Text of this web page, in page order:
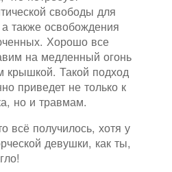
свободы для
также освобождения
Хорошо все
на медленный огонь
крышкой. Такой подход
приведет не только к
но и травмам.
всё получилось, хотя у
девушки, как ты,